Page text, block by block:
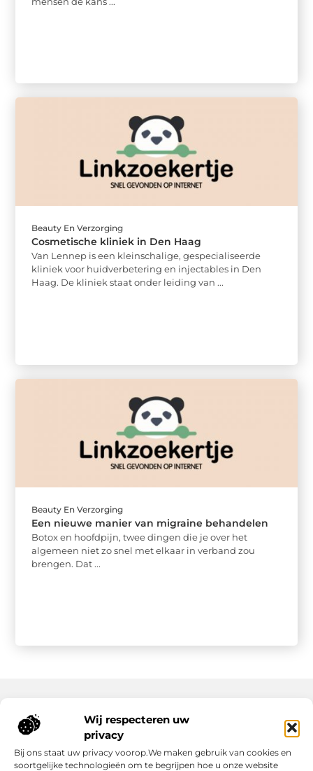
Wij respecteren uw
privacy
Bij ons staat uw privacy voorop.We maken gebruik van cookies en
soortgelijke technologieën om te begrijpen hoe u onze website
Beauty En Verzorging
Cosmetische kliniek in Den Haag
Van Lennep is een kleinschalige, gespecialiseerde
kliniek voor huidverbetering en injectables in Den
Haag. De kliniek staat onder leiding van ...
Beauty En Verzorging
Een nieuwe manier van migraine behandelen
Botox en hoofdpijn, twee dingen die je over het
algemeen niet zo snel met elkaar in verband zou
brengen. Dat ...
Onze informatie